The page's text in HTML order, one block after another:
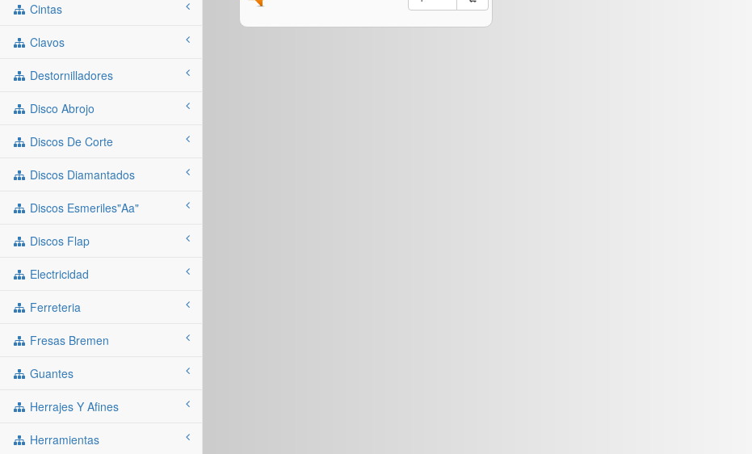
Cintas
Clavos
Destornilladores
Disco Abrojo
Discos De Corte
Discos Diamantados
Discos Esmeriles"aa"
Discos Flap
Electricidad
Ferreteria
Fresas Bremen
Guantes
Herrajes Y Afines
Herramientas